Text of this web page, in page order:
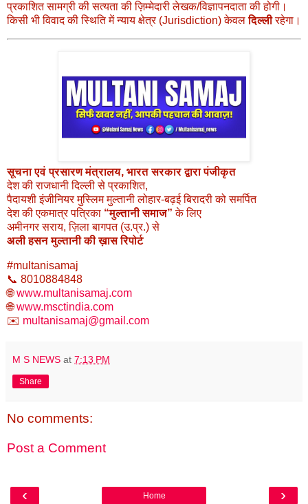
प्रकाशित सामग्री की सत्यता की ज़िम्मेदारी लेखक/विज्ञापनदाता की होगी।
किसी भी विवाद की स्थिति में न्याय क्षेत्र (Jurisdiction) केवलदिल्लीरहेगा।
सूचना एवं प्रसारण मंत्रालय, भारत सरकार द्वारा पंजीकृत
देश की राजधानी दिल्ली से प्रकाशित,
पैदायशी इंजीनियर मुस्लिम मुल्तानी लोहार-बढ़ई बिरादरी को समर्पित
देश की एकमात्र पत्रिका “मुल्तानी समाज” के लिए
अमीनगर सराय, ज़िला बागपत (उ.प्र.) से
अली हसन मुल्तानी की ख़ास रिपोर्ट
#multanisamaj
📞 8010884848
🌐www.multanisamaj.com
🌐www.msctindia.com
✉️ multanisamaj@gmail.com
M S NEWS at 7:13 PM
Share
No comments:
Post a Comment
‹ ›
Home